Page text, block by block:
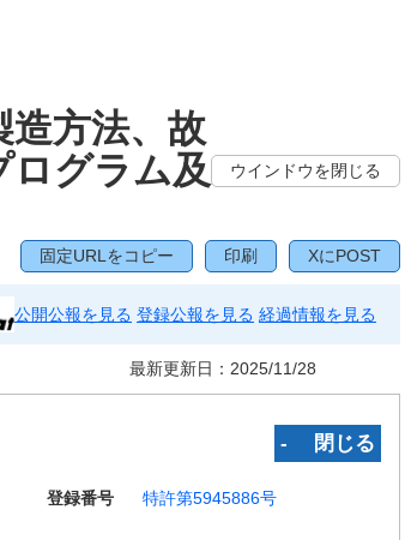
造方法、故
ログラム及
ウインドウを閉じる
固定URLをコピー 印刷 XにPOST
公開公報を見る 登録公報を見る 経過情報を見る
最新更新日： 2025/11/28
‐ 閉じる
登録番号
特許第5945886号